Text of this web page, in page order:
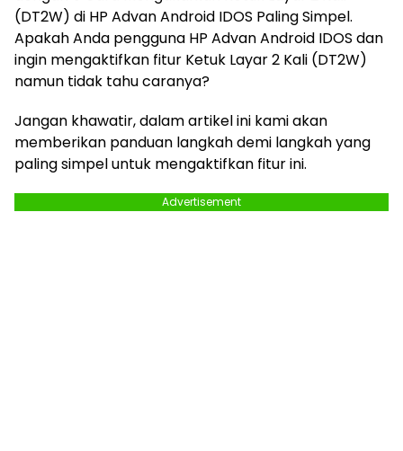
(DT2W) di HP Advan Android IDOS Paling Simpel.
Apakah Anda pengguna HP Advan Android IDOS dan
ingin mengaktifkan fitur Ketuk Layar 2 Kali (DT2W)
namun tidak tahu caranya?
Jangan khawatir, dalam artikel ini kami akan
memberikan panduan langkah demi langkah yang
paling simpel untuk mengaktifkan fitur ini.
Advertisement